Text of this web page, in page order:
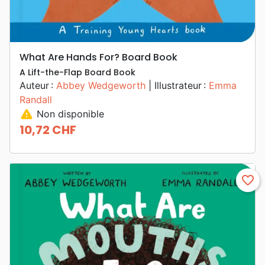
What Are Hands For? Board Book
A Lift-the-Flap Board Book
Auteur : Abbey Wedgeworth | Illustrateur : Emma
Randall
warning Non disponible
Prix
10,72 CHF
favorite_border